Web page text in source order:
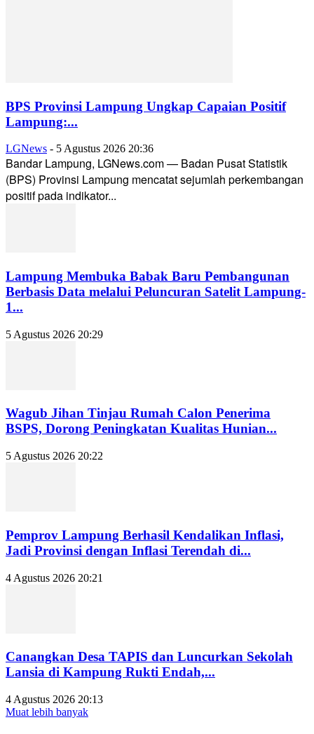
BPS Provinsi Lampung Ungkap Capaian Positif
Lampung:...
LGNews - 5 Agustus 2026 20:36
Bandar Lampung, LGNews.com — Badan Pusat Statistik
(BPS) Provinsi Lampung mencatat sejumlah perkembangan
positif pada indikator...
Lampung Membuka Babak Baru Pembangunan
Berbasis Data melalui Peluncuran Satelit Lampung-
1...
5 Agustus 2026 20:29
Wagub Jihan Tinjau Rumah Calon Penerima
BSPS, Dorong Peningkatan Kualitas Hunian...
5 Agustus 2026 20:22
Pemprov Lampung Berhasil Kendalikan Inflasi,
Jadi Provinsi dengan Inflasi Terendah di...
4 Agustus 2026 20:21
Canangkan Desa TAPIS dan Luncurkan Sekolah
Lansia di Kampung Rukti Endah,...
4 Agustus 2026 20:13
Muat lebih banyak